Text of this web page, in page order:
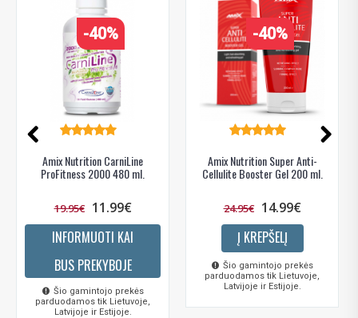
-40%
Amix Nutrition CarniLine
ProFitness 2000 480 ml.
19.95€ 11.99€
INFORMUOTI KAI
BUS PREKYBOJE
Šio gamintojo prekės
parduodamos tik Lietuvoje,
Latvijoje ir Estijoje.
-40%
Amix Nutrition Super Anti-
Cellulite Booster Gel 200 ml.
24.95€ 14.99€
Į KREPŠELĮ
Šio gamintojo prekės
parduodamos tik Lietuvoje,
Latvijoje ir Estijoje.